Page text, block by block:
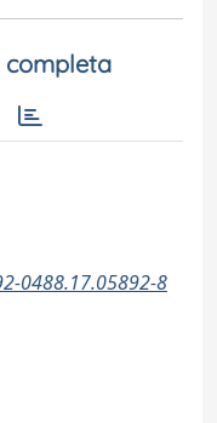
completa
0488.17.05892-8